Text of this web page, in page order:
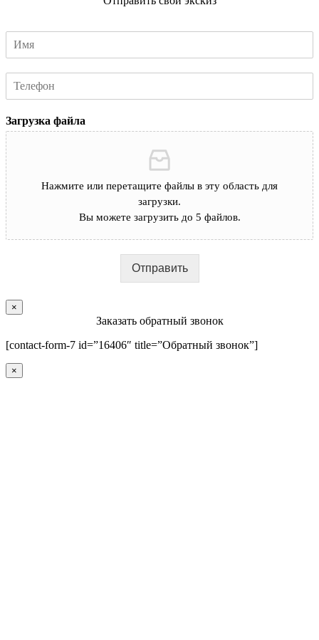
Загрузка файла
Нажмите или перетащите файлы в эту область для
загрузки.
Вы можете загрузить до 5 файлов.
Отправить
×
Заказать обратный звонок
[contact-form-7 id=”16406″ title=”Обратный звонок”]
×